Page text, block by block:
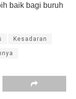
baik bagi buruh
Kesadaran